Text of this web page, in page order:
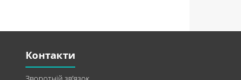
Контакти